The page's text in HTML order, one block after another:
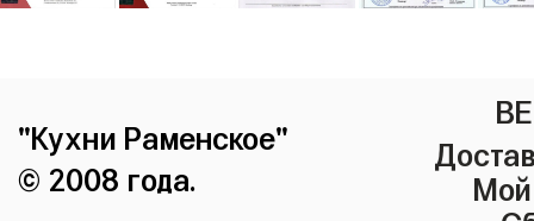
"Кухни Раменское"
© 2008 года.